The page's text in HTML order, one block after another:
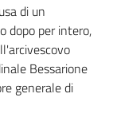
di un
dopo per intero,
Bessarione
generale di